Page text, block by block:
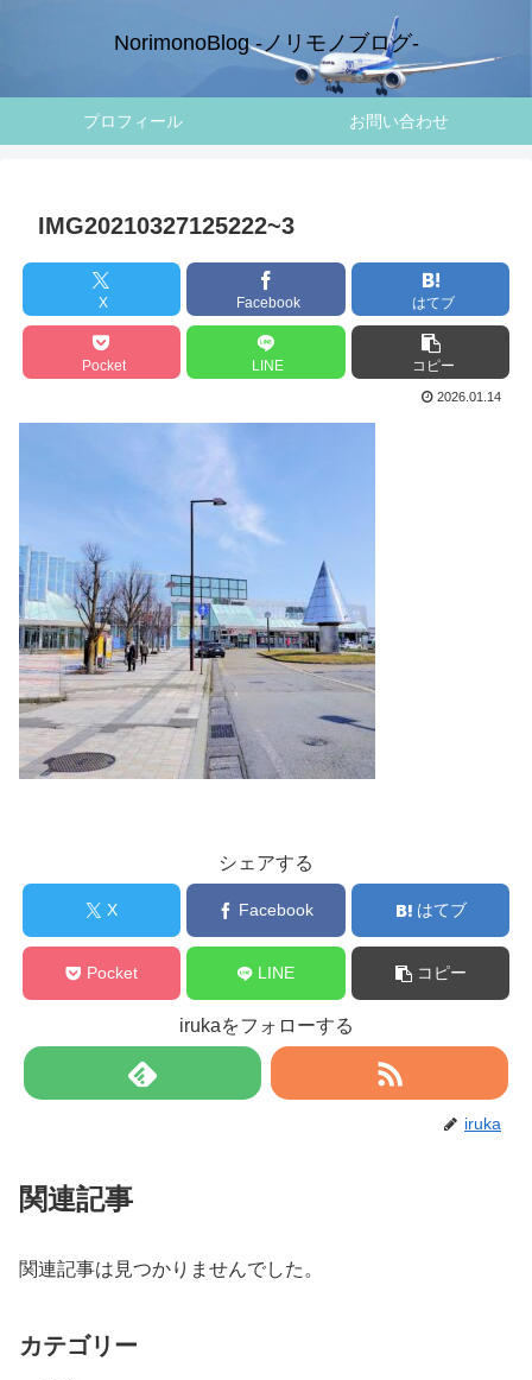
NorimonoBlog -ノリモノブログ-
プロフィール お問い合わせ
IMG20210327125222~3
X Facebook はてブ
Pocket LINE コピー
2026.01.14
シェアする
X Facebook はてブ
Pocket LINE コピー
irukaをフォローする
iruka
関連記事
関連記事は見つかりませんでした。
カテゴリー